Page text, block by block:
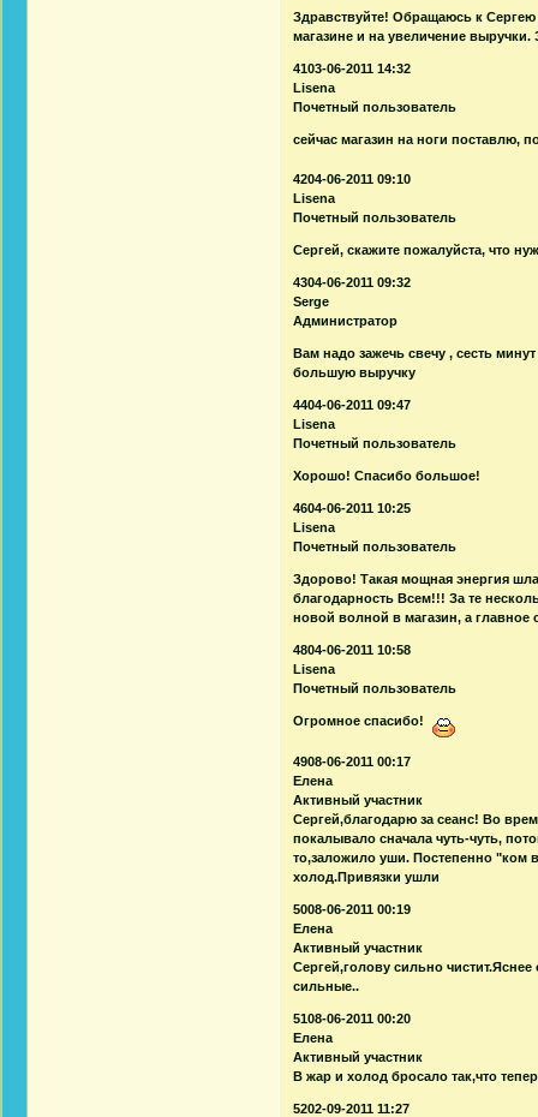
Здравствуйте! Обращаюсь к
магазине и на увеличение
4103-06-2011 14:32
Lisena
Почетный пользователь
сейчас магазин на ноги поставлю,
4204-06-2011 09:10
Lisena
Почетный пользователь
Сергей, скажите пожалуйста, что
4304-06-2011 09:32
Serge
Администратор
Вам надо зажечь свечу , сесть
большую выручку
4404-06-2011 09:47
Lisena
Почетный пользователь
Хорошо! Спасибо большое!
4604-06-2011 10:25
Lisena
Почетный пользователь
Здорово! Такая мощная энергия
благодарность Всем!!! За те
новой волной в магазин, а
4804-06-2011 10:58
Lisena
Почетный пользователь
Огромное спасибо!
4908-06-2011 00:17
Елена
Активный участник
Сергей,благодарю за сеанс! Во
покалывало сначала чуть-чуть,
то,заложило уши. Постепенно "ком
холод.Привязки ушли
5008-06-2011 00:19
Елена
Активный участник
Сергей,голову сильно
сильные..
5108-06-2011 00:20
Елена
Активный участник
В жар и холод бросало так,что
5202-09-2011 11:27